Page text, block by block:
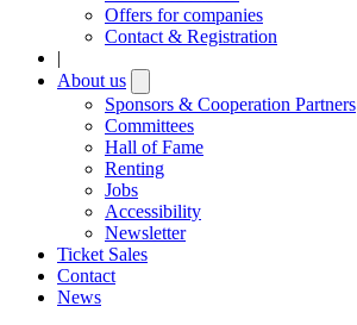
Offers for companies
Contact & Registration
|
About us
submenu
Sponsors & Cooperation Partners
Committees
Hall of Fame
Renting
Jobs
Accessibility
Newsletter
Ticket Sales
Contact
News